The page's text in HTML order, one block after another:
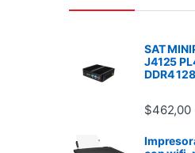
SAT
J4125
DDR4
$462,00